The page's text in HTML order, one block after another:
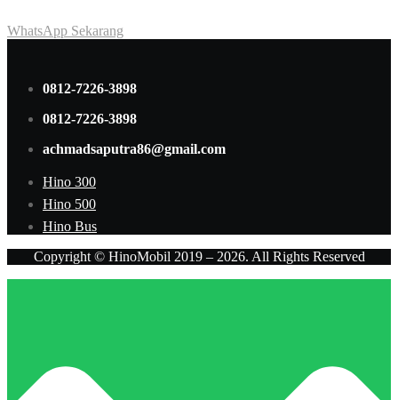
WhatsApp Sekarang
0812-7226-3898
0812-7226-3898
achmadsaputra86@gmail.com
Hino 300
Hino 500
Hino Bus
Copyright © HinoMobil 2019 – 2026. All Rights Reserved